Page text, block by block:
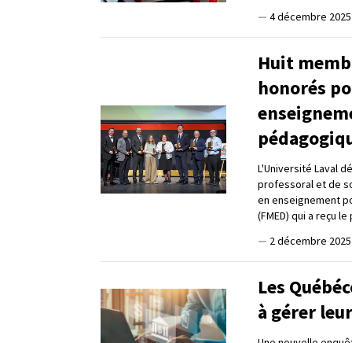
— 4 décembre 2025
Huit
honorés
L'Université Laval
professoral et de
en enseignement
(FMED) qui a reçu
— 2 décembre 2025
Les
à gérer